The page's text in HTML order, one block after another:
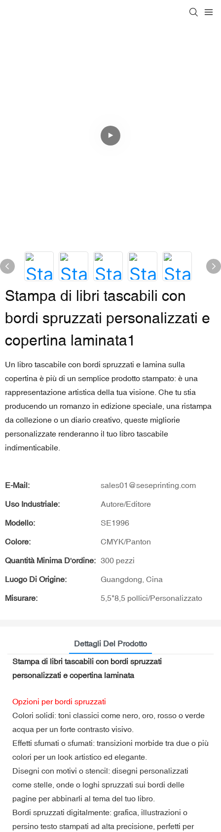
Stampa di libri tascabili con
bordi spruzzati personalizzati e
copertina laminata1
Un libro tascabile con bordi spruzzati e lamina sulla
copertina è più di un semplice prodotto stampato: è una
rappresentazione artistica della tua visione. Che tu stia
producendo un romanzo in edizione speciale, una ristampa
da collezione o un diario creativo, queste migliorie
personalizzate renderanno il tuo libro tascabile
indimenticabile.
E-Mail: sales01@seseprinting.com
Uso Industriale: Autore/Editore
Modello: SE1996
Colore: CMYK/Panton
Quantità Minima D'ordine: 300 pezzi
Luogo Di Origine: Guangdong, Cina
Misurare: 5,5*8,5 pollici/Personalizzato
Dettagli Del Prodotto
Stampa di libri tascabili con bordi spruzzati
personalizzati e copertina laminata
Opzioni per bordi spruzzati
Colori solidi: toni classici come nero, oro, rosso o verde
acqua per un forte contrasto visivo.
Effetti sfumati o sfumati: transizioni morbide tra due o più
colori per un look artistico ed elegante.
Disegni con motivi o stencil: disegni personalizzati
come stelle, onde o loghi spruzzati sui bordi delle
pagine per abbinarli al tema del tuo libro.
Bordi spruzzati digitalmente: grafica, illustrazioni o
persino testo stampati ad alta precisione, perfetti per